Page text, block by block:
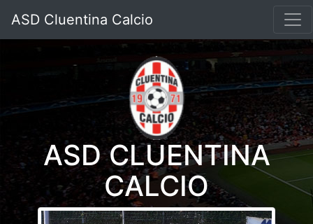
ASD Cluentina Calcio
ASD CLUENTINA
CALCIO